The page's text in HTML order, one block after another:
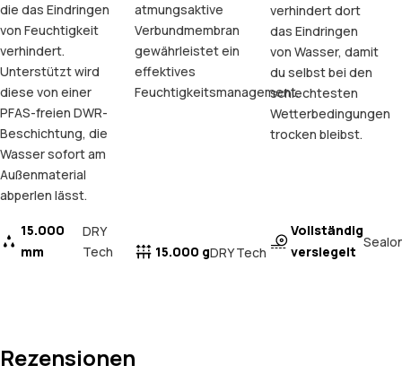
die das Eindringen
von Feuchtigkeit
verhindert.
Unterstützt wird
diese von einer
PFAS-freien DWR-
Beschichtung, die
Wasser sofort am
Außenmaterial
abperlen lässt.
15.000
mm
DRY
Tech
atmungsaktive
Verbundmembran
gewährleistet ein
effektives
Feuchtigkeitsmanagement.
15.000 gDRY Tech
verhindert dort
das Eindringen
von Wasser, damit
du selbst bei den
schlechtesten
Wetterbedingungen
trocken bleibst.
Vollständig
versiegelt
Rezensionen